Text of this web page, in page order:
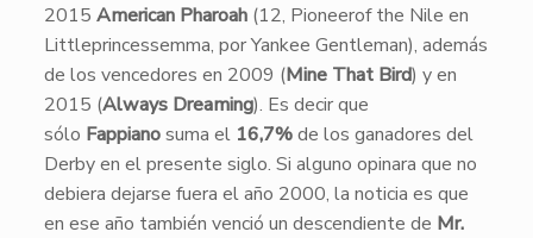
2015 American Pharoah(12, Pioneerof the Nile en
Littleprincessemma, por Yankee Gentleman), además
de los vencedores en 2009 (Mine That Bird) y en
2015 (Always Dreaming). Es decir que
sólo Fappianosuma el 16,7%de los ganadores del
Derby en el presente siglo. Si alguno opinara que no
debiera dejarse fuera el año 2000, la noticia es que
en ese año también venció un descendiente de Mr.